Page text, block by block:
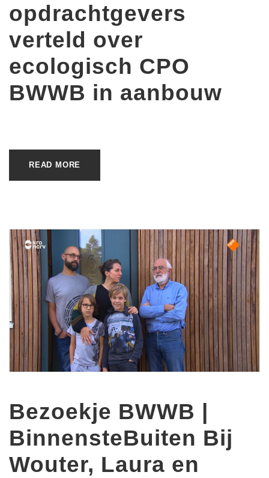
opdrachtgevers
verteld over
ecologisch CPO
BWWB in aanbouw
READ MORE
Bezoekje BWWB |
BinnensteBuiten Bij
Wouter, Laura en